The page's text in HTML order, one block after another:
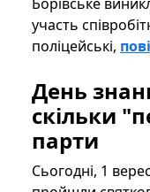
участь
поліцейські,
День
скільки
парти
Сьогодні, 1